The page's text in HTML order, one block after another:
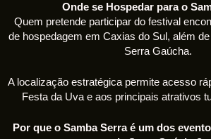
Onde se Hospedar para o
Quem pretende participar do festival
de hospedagem em Caxias do Sul, além
Serra Gaúcha.
A localização estratégica permite acesso
Festa da Uva e aos principais atrativos
Por que o Samba Serra é um dos